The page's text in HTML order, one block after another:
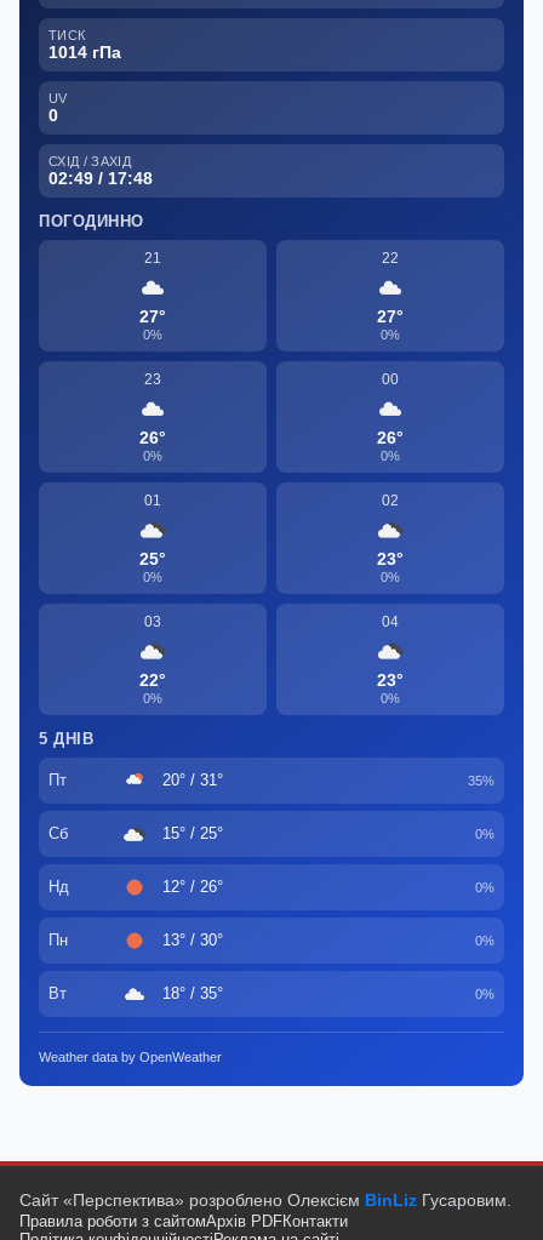
ТИСК
1014 гПа
UV
0
СХІД / ЗАХІД
02:49 / 17:48
ПОГОДИННО
21
27°
0%
22
27°
0%
23
26°
0%
00
26°
0%
01
25°
0%
02
23°
0%
03
22°
0%
04
23°
0%
5 ДНІВ
Пт 20° / 31° 35%
Сб 15° / 25° 0%
Нд 12° / 26° 0%
Пн 13° / 30° 0%
Вт 18° / 35° 0%
Weather data by OpenWeather
Сайт «Перспектива» розроблено Олексієм BinLiz Гусаровим.
Правила роботи з сайтомАрхів PDFКонтакти